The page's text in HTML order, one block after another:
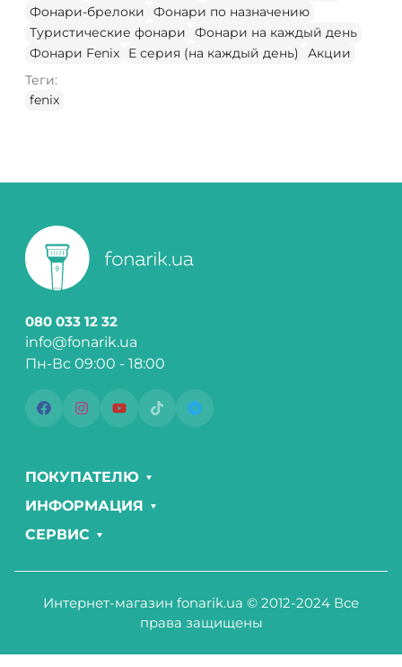
Фонари-брелоки
Фонари по назначению
Туристические фонари
Фонари на каждый день
Фонари Fenix
E серия (на каждый день)
Акции
Теги:
fenix
080 033 12 32
info@fonarik.ua
Пн-Вс 09:00 - 18:00
ПОКУПАТЕЛЮ
ИНФОРМАЦИЯ
СЕРВИС
Интернет-магазин fonarik.ua © 2012-2024 Все
права защищены